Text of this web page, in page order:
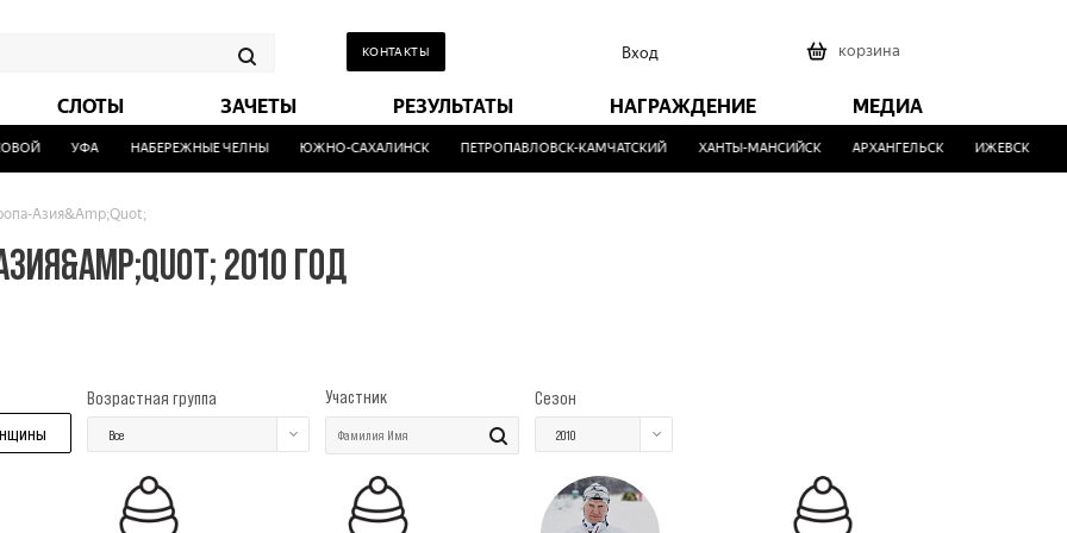
КОНТАКТЫ Вход корзина
СЛОТЫ ЗАЧЕТЫ РЕЗУЛЬТАТЫ НАГРАЖДЕНИЕ МЕДИА
УФА НАБЕРЕЖНЫЕ ЧЕЛНЫ ЮЖНО-САХАЛИНСК ПЕТРОПАВЛОВСК-КАМЧАТСКИЙ ХАНТЫ-МАНСИЙСК АРХАНГЕЛЬСК ИЖЕВСК
Азия&Amp;Quot;
2010 ГОД
Возрастная группа
Все
Участник Сезон
2010